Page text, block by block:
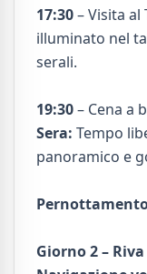
17:30– Visita
illuminato nel
serali.
19:30– Cena a
Sera: Tempo
panoramico e
Giorno 2 –